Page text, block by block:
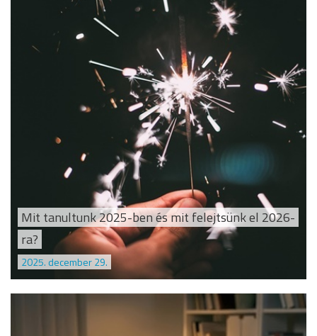
Mit tanultunk 2025-ben és mit felejtsünk el 2026-
ra?
2025. december 29.